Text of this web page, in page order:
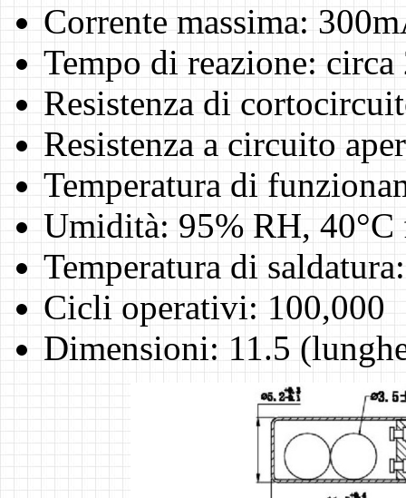
Corrente massima:
Tempo di reazione: circa
Resistenza di
Resistenza a circuito
Temperatura di
Umidità: 95% RH, 40°C
Temperatura di
Cicli operativi: 100,000
Dimensioni: 11.5